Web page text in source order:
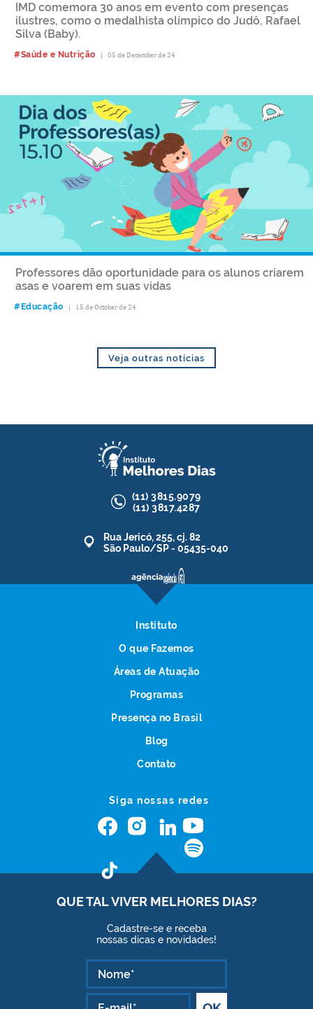
IMD comemora 30 anos em evento com presenças
ilustres, como o medalhista olímpico do Judô, Rafael
Silva (Baby).
#Saúde e Nutrição | 05 de December de 24
Professores dão oportunidade para os alunos criarem
asas e voarem em suas vidas
#Educação | 15 de October de 24
Veja outras notícias
(11) 3815.9079
(11) 3817.4287
Rua Jericó, 255, cj. 82
São Paulo/SP - 05435-040
Instituto
O que Fazemos
Áreas de Atuação
Programas
Presença no Brasil
Blog
Contato
Siga nossas redes
QUE TAL VIVER MELHORES DIAS?
Cadastre-se e receba
nossas dicas e novidades!